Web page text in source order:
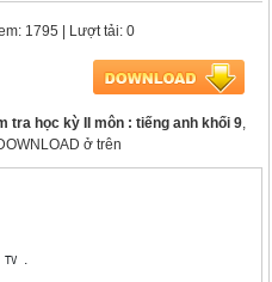
1795 | Lượt tải: 0
tra học kỳ II môn : tiếng anh khối 9,
ở trên
.